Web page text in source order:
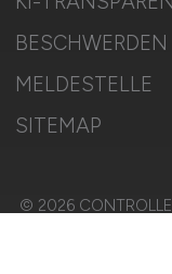
BESCHWERDEN
MELDESTELLE
SITEMAP
© 2026